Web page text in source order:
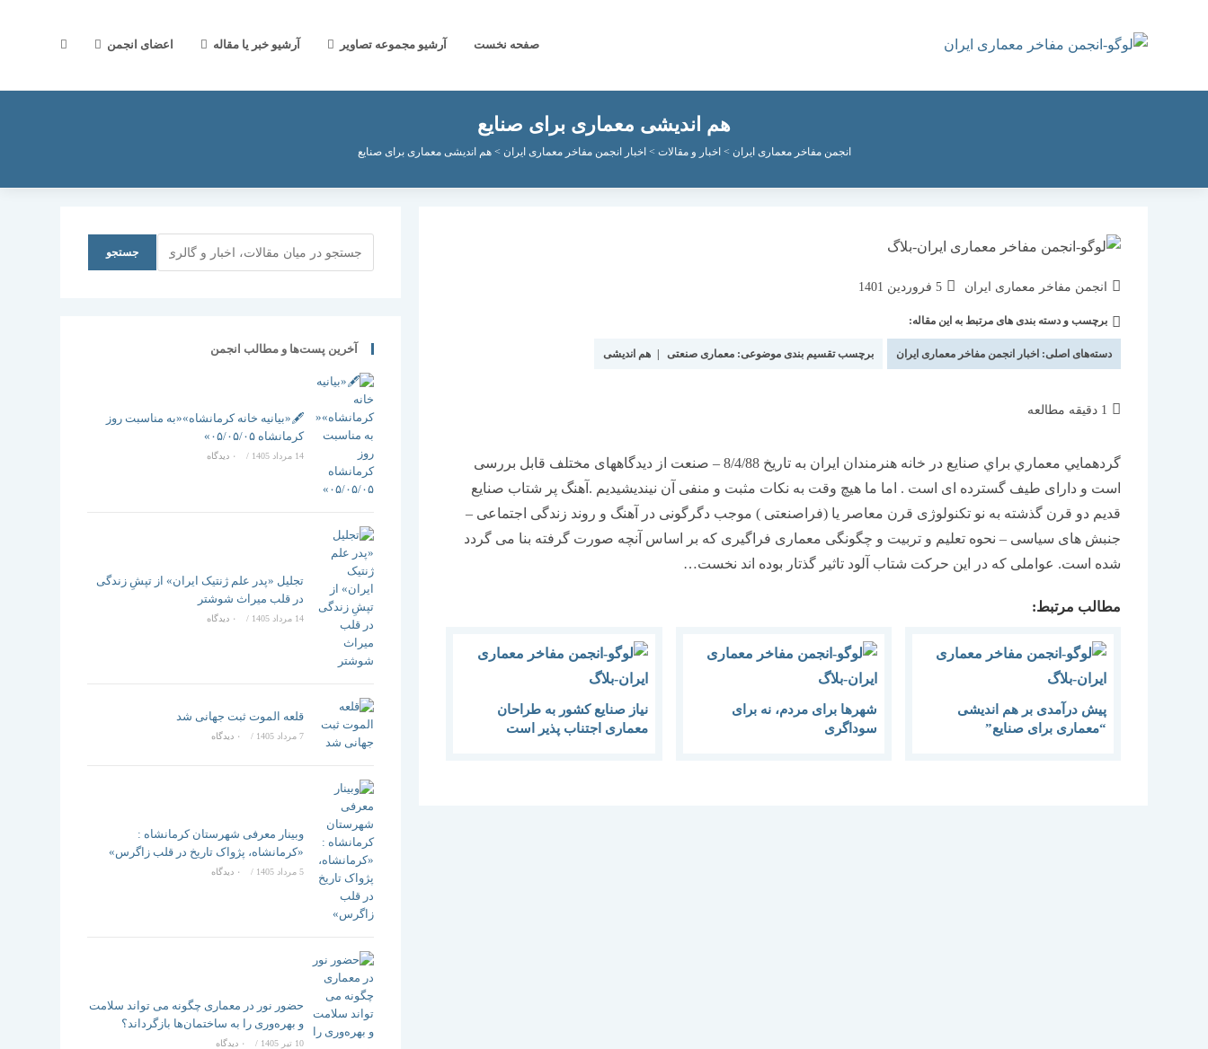
صفحه نخست آرشیو مجموعه تصاویر آرشیو خبر یا مقاله اعضای انجمن جستجوی
هم اندیشی معماری برای صنايع
انجمن مفاخر معماری ایران > اخبار و مقالات > اخبار انجمن مفاخر معماری ایران >هم اندیشی معماری برای صنايع
نویسندهٔ
انجمن مفاخر معماری ایران
نوشته
شده
است:
5 فروردین 1401
دسته‌
نوشته:
برچسب و دسته بندی های مرتبط به این مقاله:
دسته‌های اصلی: اخبار انجمن مفاخر معماری ایران برچسب تقسیم بندی موضوعی:معماری صنعتی هم اندیشی
زمان
1 دقیقه مطالعه
گردهمايي معماري براي صنايع در خانه هنرمندان ايران به تاريخ 8/4/88 – صنعت از دیدگاههای مختلف قابل بررسی
است و دارای طیف گسترده ای است . اما ما هیچ وقت به نکات مثبت و منفی آن نیندیشیدیم .آهنگ پر شتاب صنایع
قدیم دو قرن گذشته به نو تکنولوژی قرن معاصر یا (فراصنعتی ) موجب دگرگونی در آهنگ و روند زندگی اجتماعی –
جنبش های سیاسی – نحوه تعلیم و تربیت و چگونگی معماری فراگیری که بر اساس آنچه صورت گرفته بنا می گردد
شده است. عواملی که در این حرکت شتاب آلود تاثیر گذتار بوده اند نخست…
مطالب مرتبط:
پیش درآمدی بر هم اندیشی
“معماری برای صنایع”
شهرها برای مردم، نه برای
سوداگری
نیاز صنایع کشور به طراحان
معماری اجتناب پذیر است
جستجو
آخرین پست‌ها و مطالب انجمن
🖋️«بیانیه خانه کرمانشاه»«به مناسبت روز
کرمانشاه ۰۵/۰۵/۰۵»
14 مرداد 1405 / ۰ دیدگاه
تجلیل «پدر علم ژنتیک ایران» از تپشِ زندگی
در قلب میراث شوشتر
14 مرداد 1405 / ۰ دیدگاه
قلعه الموت ثبت جهانی شد
7 مرداد 1405 / ۰ دیدگاه
وبینار معرفی شهرستان کرمانشاه :
«کرمانشاه، پژواک تاریخ در قلب زاگرس»
5 مرداد 1405 / ۰ دیدگاه
حضور نور در معماری چگونه می تواند سلامت
و بهره‌وری را به ساختمان‌ها بازگرداند؟
10 تیر 1405 / ۰ دیدگاه